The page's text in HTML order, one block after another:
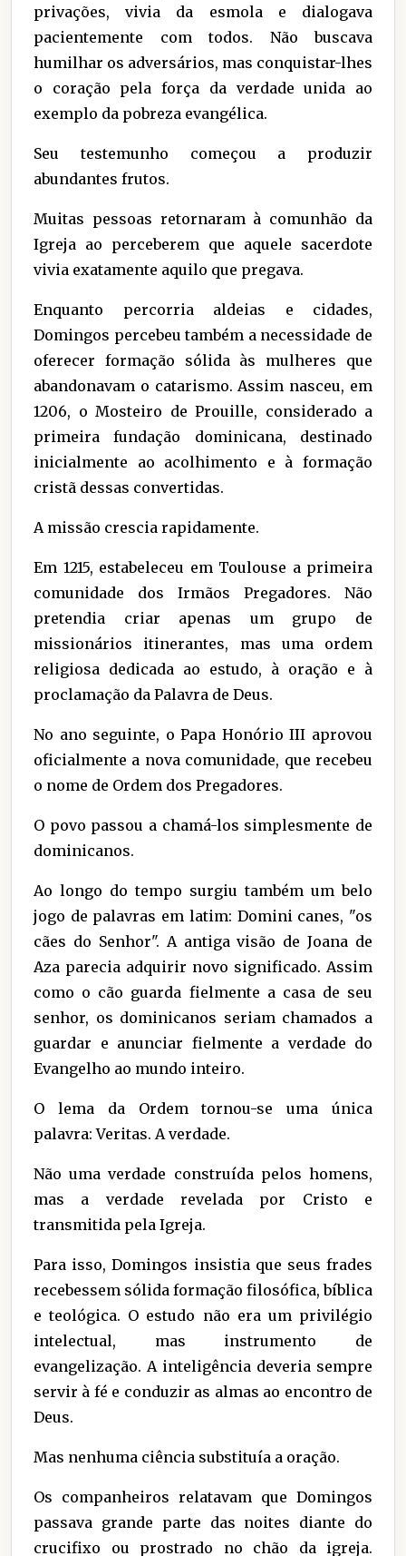
privações, vivia da esmola e dialogava
pacientemente com todos. Não buscava
humilhar os adversários, mas conquistar-lhes
o coração pela força da verdade unida ao
exemplo da pobreza evangélica.
Seu testemunho começou a produzir
abundantes frutos.
Muitas pessoas retornaram à comunhão da
Igreja ao perceberem que aquele sacerdote
vivia exatamente aquilo que pregava.
Enquanto percorria aldeias e cidades,
Domingos percebeu também a necessidade de
oferecer formação sólida às mulheres que
abandonavam o catarismo. Assim nasceu, em
1206, o Mosteiro de Prouille, considerado a
primeira fundação dominicana, destinado
inicialmente ao acolhimento e à formação
cristã dessas convertidas.
A missão crescia rapidamente.
Em 1215, estabeleceu em Toulouse a primeira
comunidade dos Irmãos Pregadores. Não
pretendia criar apenas um grupo de
missionários itinerantes, mas uma ordem
religiosa dedicada ao estudo, à oração e à
proclamação da Palavra de Deus.
No ano seguinte, o Papa Honório III aprovou
oficialmente a nova comunidade, que recebeu
o nome de Ordem dos Pregadores.
O povo passou a chamá-los simplesmente de
dominicanos.
Ao longo do tempo surgiu também um belo
jogo de palavras em latim: Domini canes, "os
cães do Senhor". A antiga visão de Joana de
Aza parecia adquirir novo significado. Assim
como o cão guarda fielmente a casa de seu
senhor, os dominicanos seriam chamados a
guardar e anunciar fielmente a verdade do
Evangelho ao mundo inteiro.
O lema da Ordem tornou-se uma única
palavra: Veritas. A verdade.
Não uma verdade construída pelos homens,
mas a verdade revelada por Cristo e
transmitida pela Igreja.
Para isso, Domingos insistia que seus frades
recebessem sólida formação filosófica, bíblica
e teológica. O estudo não era um privilégio
intelectual, mas instrumento de
evangelização. A inteligência deveria sempre
servir à fé e conduzir as almas ao encontro de
Deus.
Mas nenhuma ciência substituía a oração.
Os companheiros relatavam que Domingos
passava grande parte das noites diante do
crucifixo ou prostrado no chão da igreja.